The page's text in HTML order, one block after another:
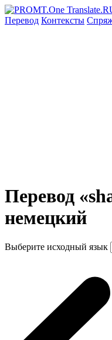
Перевод Контексты
Перевод
немецкий
Выберите исходный язык